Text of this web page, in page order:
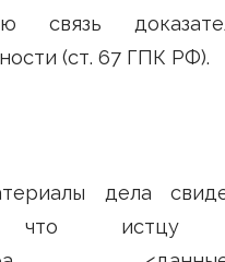
связь
(ст. 67 ГПК РФ).
дела
истцу